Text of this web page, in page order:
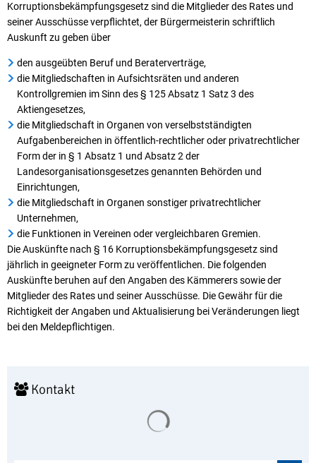
Korruptionsbekämpfungsgesetz sind die Mitglieder des Rates und
seiner Ausschüsse verpflichtet, der Bürgermeisterin schriftlich
Auskunft zu geben über
den ausgeübten Beruf und Beraterverträge,
die Mitgliedschaften in Aufsichtsräten und anderen
Kontrollgremien im Sinn des § 125 Absatz 1 Satz 3 des
Aktiengesetzes,
die Mitgliedschaft in Organen von verselbstständigten
Aufgabenbereichen in öffentlich-rechtlicher oder privatrechtlicher
Form der in § 1 Absatz 1 und Absatz 2 der
Landesorganisationsgesetzes genannten Behörden und
Einrichtungen,
die Mitgliedschaft in Organen sonstiger privatrechtlicher
Unternehmen,
die Funktionen in Vereinen oder vergleichbaren Gremien.
Die Auskünfte nach § 16 Korruptionsbekämpfungsgesetz sind
jährlich in geeigneter Form zu veröffentlichen. Die folgenden
Auskünfte beruhen auf den Angaben des Kämmerers sowie der
Mitglieder des Rates und seiner Ausschüsse. Die Gewähr für die
Richtigkeit der Angaben und Aktualisierung bei Veränderungen liegt
bei den Meldepflichtigen.
Kontakt